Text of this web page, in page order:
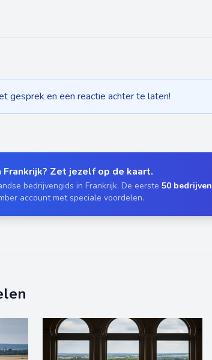
gesprek en een reactie achter te laten!
Frankrijk? Zet jezelf op de kaart.
bedrijvengids in Frankrijk. De eerste 50 bedrijven
account met speciale voordelen.